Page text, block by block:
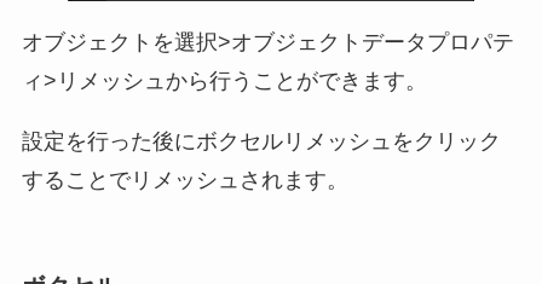
オブジェクトを選択>オブジェクトデータプロパテ
ィ>リメッシュから行うことができます。
設定を行った後にボクセルリメッシュをクリック
することでリメッシュされます。